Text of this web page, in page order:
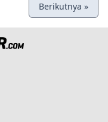
Berikutnya »